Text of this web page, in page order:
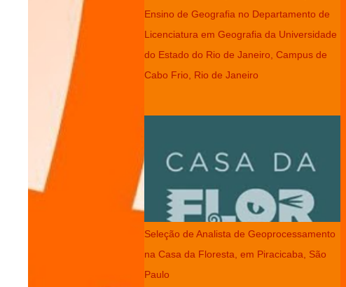
Ensino de Geografia no Departamento de
Licenciatura em Geografia da Universidade
do Estado do Rio de Janeiro, Campus de
Cabo Frio, Rio de Janeiro
Seleção de Analista de Geoprocessamento
na Casa da Floresta, em Piracicaba, São
Paulo